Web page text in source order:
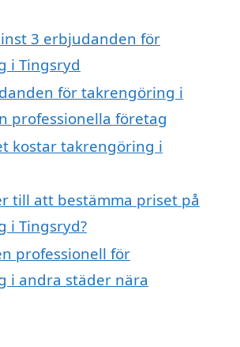
3 erbjudanden för
i Tingsryd
för takrengöring i
professionella företag
kostar takrengöring i
till att bestämma priset på
i Tingsryd?
professionell för
i andra städer nära